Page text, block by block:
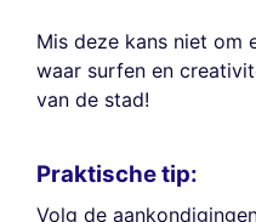
Mis deze kans niet om
waar surfen en
van de stad!
Praktische tip:
Volg de